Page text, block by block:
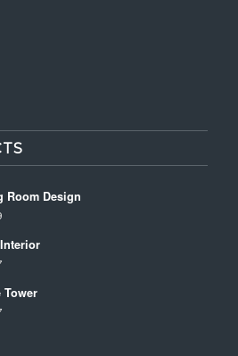
Room Design
Tower